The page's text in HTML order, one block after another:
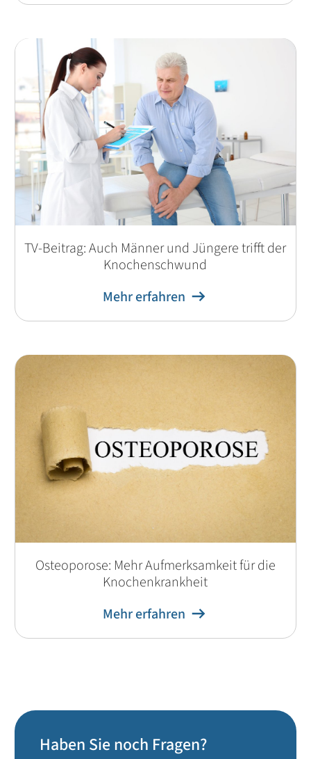
TV-Beitrag: Auch Männer und Jüngere trifft der
Knochenschwund
Mehr erfahren
Osteoporose: Mehr Aufmerksamkeit für die
Knochenkrankheit
Mehr erfahren
Haben Sie noch Fragen?